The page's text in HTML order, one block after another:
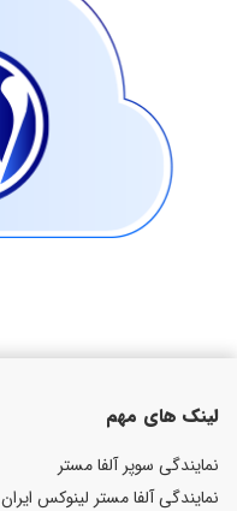
لینک های مهم
نمایندگی سوپر آلفا مستر
نمایندگی آلفا مستر لینوکس ایران